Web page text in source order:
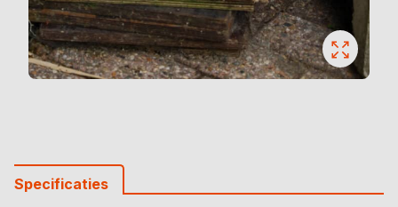
Specificaties